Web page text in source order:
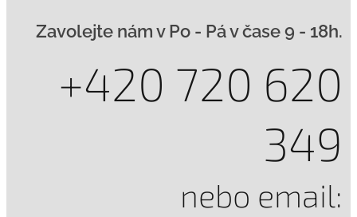
Zavolejte nám v Po - Pá v čase 9 - 18h.
+420 720 620
349
nebo email: